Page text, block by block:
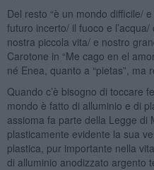
Del resto “è un mondo difficile/
futuro incerto/ il fuoco e
nostra piccola vita/ e nostro
Carotone in “Me cago en el
né Enea, quanto a “pietas”, ma
Quando c’è bisogno di toccare
mondo è fatto di alluminio e di
assioma fa parte della Legge di
plasticamente evidente la sua
plastica, pur importante nella
di alluminio anodizzato argento